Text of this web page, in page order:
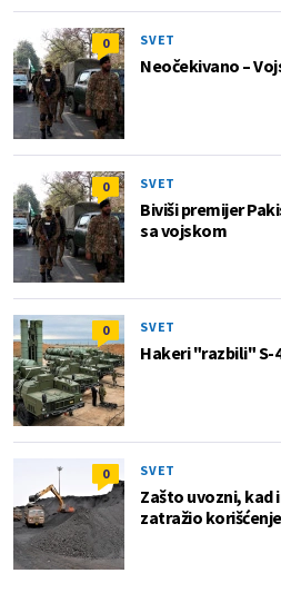
0 SVET
Neočekivano –
0 SVET
Biviši premijer
sa vojskom
0 SVET
Hakeri "razbili" S-
0 SVET
Zašto uvozni, kad
zatražio